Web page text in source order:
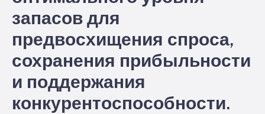
запасов для
предвосхищения спроса,
сохранения прибыльности
и поддержания
конкурентоспособности.